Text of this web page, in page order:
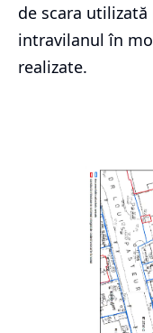
de scara
intravilanul în
realizate.